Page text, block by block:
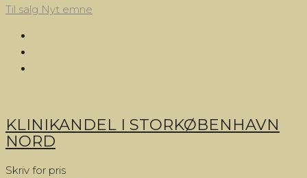
Til salg Nyt emne
KLINIKANDEL I STORKØBENHAVN
NORD
Skriv for pris